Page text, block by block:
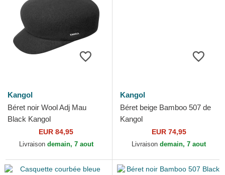
Kangol
Béret noir Wool Adj Mau
Black Kangol
EUR 84,95
Livraison demain, 7 aout
Kangol
Béret beige Bamboo 507 de
Kangol
EUR 74,95
Livraison demain, 7 aout